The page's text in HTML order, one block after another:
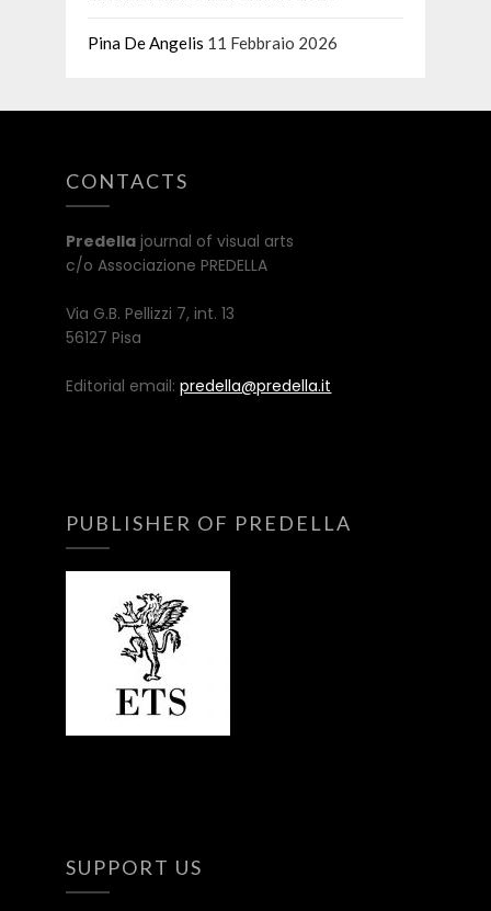
Pina De Angelis 11 Febbraio 2026
CONTACTS
Predella journal of visual arts
c/o Associazione PREDELLA
Via G.B. Pellizzi 7, int. 13
56127 Pisa
Editorial email:predella@predella.it
PUBLISHER OF PREDELLA
SUPPORT US